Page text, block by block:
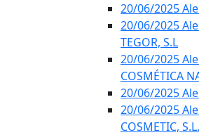
20/06/2025
20/06/2025
TEGOR, S.L
20/06/2025
COSMÉTICA
20/06/2025
20/06/2025
COSMETIC,